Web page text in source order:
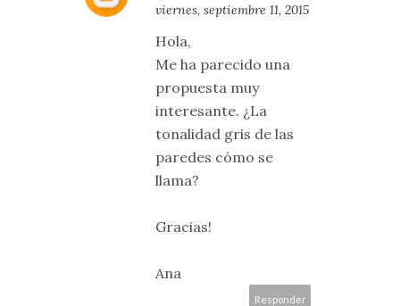
viernes, septiembre 11, 2015
Hola,
Me ha parecido una
propuesta muy
interesante. ¿La
tonalidad gris de las
paredes cómo se
llama?
Gracias!
Ana
Responder